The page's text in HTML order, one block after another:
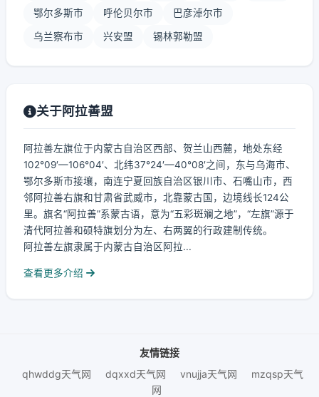
鄂尔多斯市 呼伦贝尔市 巴彦淖尔市
乌兰察布市 兴安盟 锡林郭勒盟
关于阿拉善盟
阿拉善左旗位于内蒙古自治区西部、贺兰山西麓，地处东经
102°09′—106°04′、北纬37°24′—40°08′之间，东与乌海市、
鄂尔多斯市接壤，南连宁夏回族自治区银川市、石嘴山市，西
邻阿拉善右旗和甘肃省武威市，北靠蒙古国，边境线长124公
里。旗名“阿拉善”系蒙古语，意为“五彩斑斓之地”，“左旗”源于
清代阿拉善和硕特旗划分为左、右两翼的行政建制传统。
阿拉善左旗隶属于内蒙古自治区阿拉...
查看更多介绍
友情链接
qhwddg天气网
dqxxd天气网 vnujja天气网
mzqsp天气
网